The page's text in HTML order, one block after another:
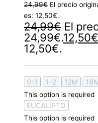
24,99€ El precio
es: 12,50€.
24,99€ El
24,99€.12,50€
12,50€.
0-1 1-2 12M
This option is required
EUCALIPTO
This option is required